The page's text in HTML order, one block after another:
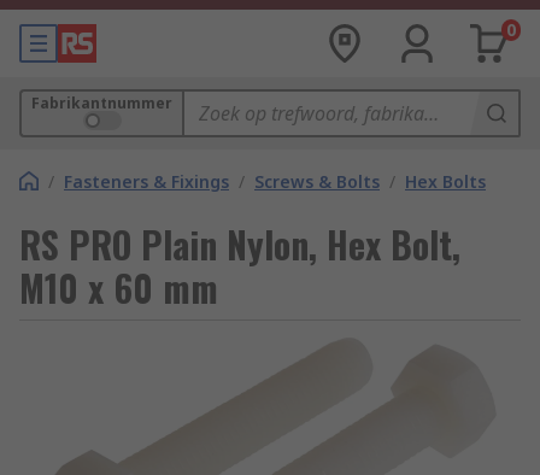
0
Fabrikantnummer
/ Fasteners & Fixings / Screws & Bolts / Hex Bolts
RS PRO Plain Nylon, Hex Bolt,
M10 x 60 mm